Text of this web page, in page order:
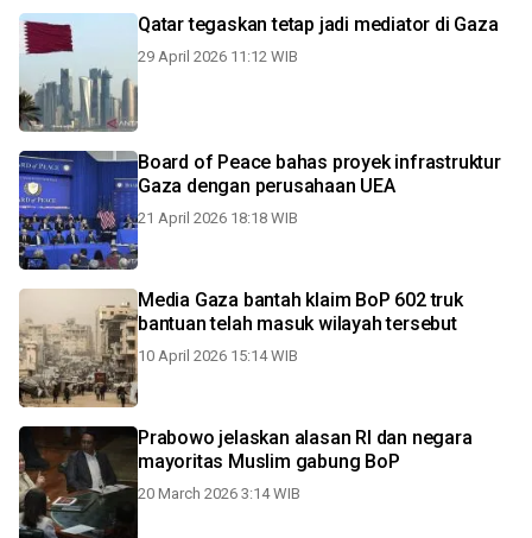
Qatar tegaskan tetap jadi mediator di Gaza
29 April 2026 11:12 WIB
Board of Peace bahas proyek infrastruktur
Gaza dengan perusahaan UEA
21 April 2026 18:18 WIB
Media Gaza bantah klaim BoP 602 truk
bantuan telah masuk wilayah tersebut
10 April 2026 15:14 WIB
Prabowo jelaskan alasan RI dan negara
mayoritas Muslim gabung BoP
20 March 2026 3:14 WIB